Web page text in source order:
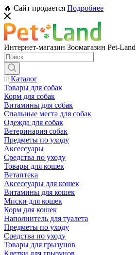
🔥 Сайт продается Подробнее
Интернет-магазин Зоомагазин Pet-Land
Каталог
Товары для собак
Корм для собак
Витамины для собак
Спальные места для собак
Одежда для собак
Ветеринария собак
Предметы по уходу
Аксессуары
Средства по уходу
Товары для кошек
Ветаптека
Аксессуары для кошек
Витамины для кошек
Миски для кошек
Корм для кошек
Наполнитель для туалета
Предметы по уходу
Средства по уходу
Товары для грызунов
Клетки для грызунов